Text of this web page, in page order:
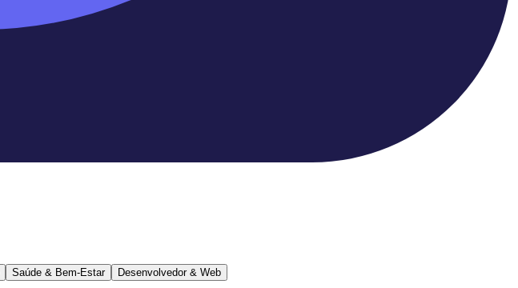
Saúde & Bem-Estar Desenvolvedor & Web